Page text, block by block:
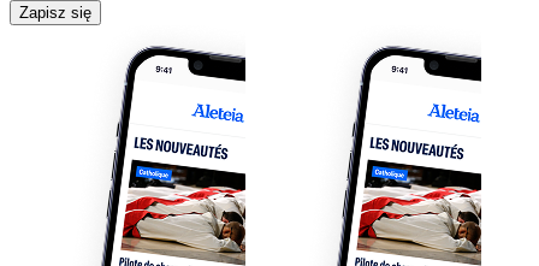
Zapisz się